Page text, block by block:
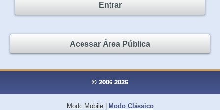
Entrar
Acessar Área Pública
© 2006-2026
Modo Mobile| Modo Clássico